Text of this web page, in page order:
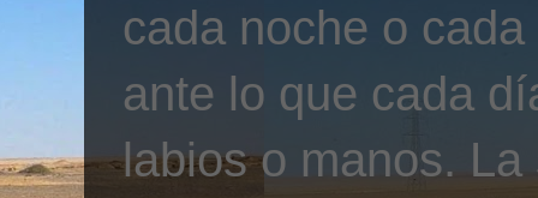
cada noche o
ante lo que cada
labios o manos.